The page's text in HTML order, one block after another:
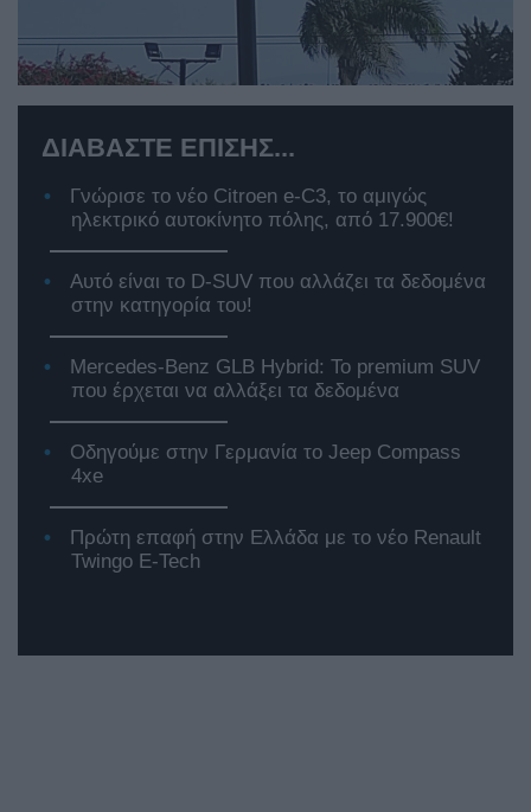
ΔΙΑΒΑΣΤΕ ΕΠΙΣΗΣ...
Γνώρισε το νέο Citroen e-C3, το αμιγώς
ηλεκτρικό αυτοκίνητο πόλης, από 17.900€!
Αυτό είναι το D-SUV που αλλάζει τα δεδομένα
στην κατηγορία του!
Mercedes-Benz GLB Hybrid: Το premium SUV
που έρχεται να αλλάξει τα δεδομένα
Οδηγούμε στην Γερμανία το Jeep Compass
4xe
Πρώτη επαφή στην Ελλάδα με το νέο Renault
Twingo E-Tech